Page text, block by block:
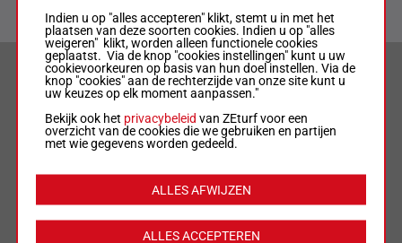
VERANTWOORD WEDDEN & PRIVACYVERKLARING
LIMIETEN & SESSIEDETAILS
Indien u op "alles accepteren" klikt, stemt u in met het
plaatsen van deze soorten cookies. Indien u op "alles
weigeren" klikt, worden alleen functionele cookies
geplaatst. Via de knop "cookies instellingen" kunt u uw
cookievoorkeuren op basis van hun doel instellen. Via de
knop "cookies" aan de rechterzijde van onze site kunt u
uw keuzes op elk moment aanpassen."
Bekijk ook het privacybeleid van ZEturf voor een
overzicht van de cookies die we gebruiken en partijen
met wie gegevens worden gedeeld.
ALLES ACCEPTEREN
ALLES AFWIJZEN